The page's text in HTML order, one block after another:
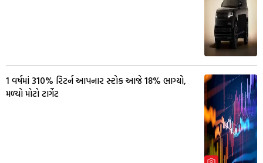
1 વર્ષમાં 310% રિટર્ન આપનાર સ્ટોક આજે 18% ભાગ્યો,
મળ્યો મોટો ટાર્ગેટ